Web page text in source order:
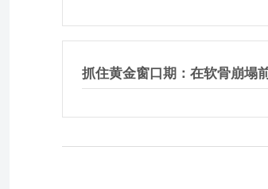
抓住黄金窗口期：在软骨崩塌